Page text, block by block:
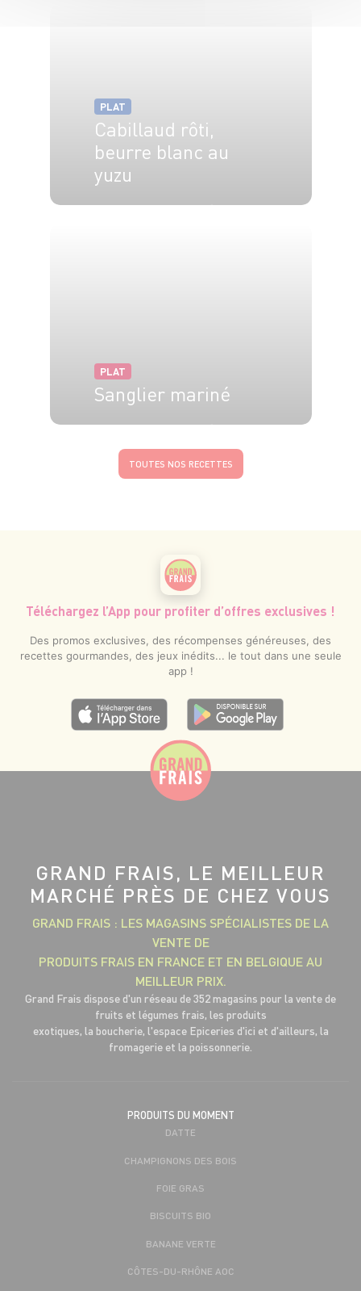
PLAT
Cabillaud rôti,
beurre blanc au
yuzu
PLAT
Sanglier mariné
TOUTES NOS RECETTES
Téléchargez l’App pour profiter d’offres exclusives !
Des promos exclusives, des récompenses généreuses, des
recettes gourmandes, des jeux inédits... le tout dans une seule
app !
GRAND FRAIS, LE MEILLEUR
MARCHÉ PRÈS DE CHEZ VOUS
GRAND FRAIS : LES MAGASINS SPÉCIALISTES DE LA
VENTE DE
PRODUITS FRAIS EN FRANCE ET EN BELGIQUE AU
MEILLEUR PRIX.
Grand Frais dispose d'un réseau de 352 magasins pour la vente de
fruits et légumes frais, les produits
exotiques, la boucherie, l'espace Epiceries d'ici et d'ailleurs, la
fromagerie et la poissonnerie.
PRODUITS DU MOMENT
DATTE
CHAMPIGNONS DES BOIS
FOIE GRAS
BISCUITS BIO
BANANE VERTE
CÔTES-DU-RHÔNE AOC